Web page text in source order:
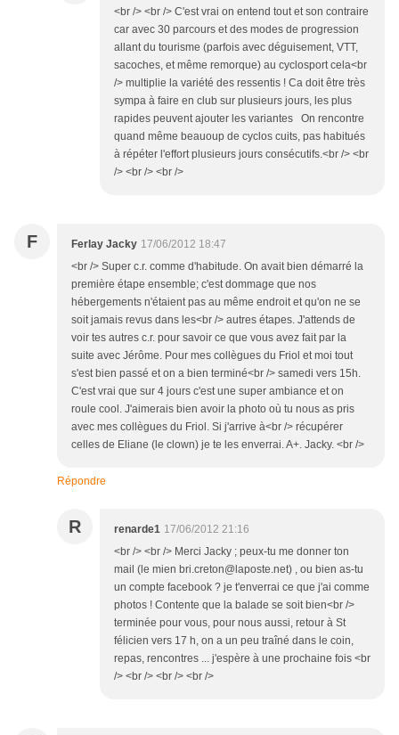
<br /> <br /> C'est vrai on entend tout et son contraire
car avec 30 parcours et des modes de progression
allant du tourisme (parfois avec déguisement, VTT,
sacoches, et même remorque) au cyclosport cela<br
/> multiplie la variété des ressentis ! Ca doit être très
sympa à faire en club sur plusieurs jours, les plus
rapides peuvent ajouter les variantes On rencontre
quand même beauoup de cyclos cuits, pas habitués
à répéter l'effort plusieurs jours consécutifs.<br /> <br
/> <br /> <br />
F Ferlay Jacky 17/06/2012 18:47
<br /> Super c.r. comme d'habitude. On avait bien démarré la
première étape ensemble; c'est dommage que nos
hébergements n'étaient pas au même endroit et qu'on ne se
soit jamais revus dans les<br /> autres étapes. J'attends de
voir tes autres c.r. pour savoir ce que vous avez fait par la
suite avec Jérôme. Pour mes collègues du Friol et moi tout
s'est bien passé et on a bien terminé<br /> samedi vers 15h.
C'est vrai que sur 4 jours c'est une super ambiance et on
roule cool. J'aimerais bien avoir la photo où tu nous as pris
avec mes collègues du Friol. Si j'arrive à<br /> récupérer
celles de Eliane (le clown) je te les enverrai. A+. Jacky. <br />
Répondre
R renarde1 17/06/2012 21:16
<br /> <br /> Merci Jacky ; peux-tu me donner ton
mail (le mien bri.creton@laposte.net) , ou bien as-tu
un compte facebook ? je t'enverrai ce que j'ai comme
photos ! Contente que la balade se soit bien<br />
terminée pour vous, pour nous aussi, retour à St
félicien vers 17 h, on a un peu traîné dans le coin,
repas, rencontres ... j'espère à une prochaine fois <br
/> <br /> <br /> <br />